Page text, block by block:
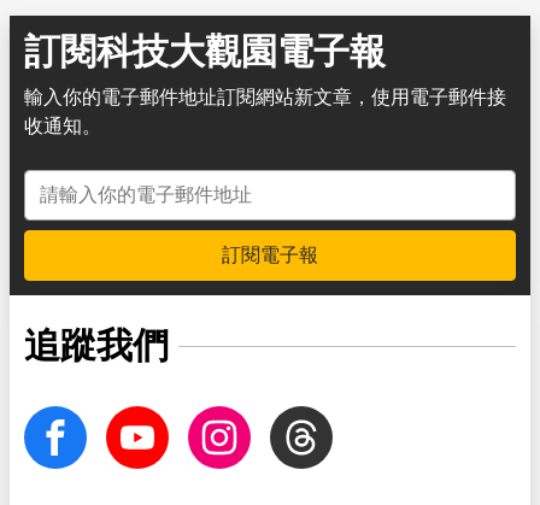
訂閱科技大觀園電子報
輸入你的電子郵件地址訂閱網站新文章，使用電子郵件接
收通知。
電子郵件地址
訂閱電子報
追蹤我們
facebook Youtube InstagramThreads